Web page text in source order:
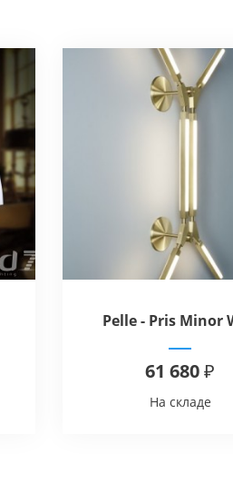
Pelle - Pris Minor
61 680 ₽
На складе